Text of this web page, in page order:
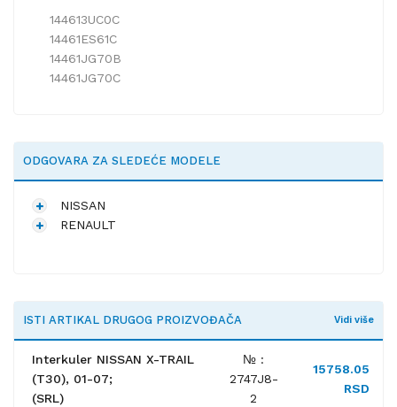
144613UC0C
14461ES61C
14461JG70B
14461JG70C
ODGOVARA ZA SLEDEĆE MODELE
NISSAN
RENAULT
ISTI ARTIKAL DRUGOG PROIZVOĐAČA Vidi više
Interkuler NISSAN X-TRAIL
(T30), 01-07;
(SRL)
№ :
2747J8-
2
15758.05
RSD